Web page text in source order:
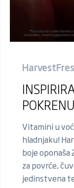
Vitamini u
hladnjaku!
boje
za povrće,
jedinstvena